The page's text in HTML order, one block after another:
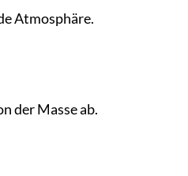
Atmosphäre.
der Masse ab.